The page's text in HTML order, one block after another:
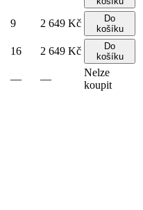
9 2 649 Kč
Do
košíku
16 2 649 Kč
Do
košíku
— —
Nelze
koupit